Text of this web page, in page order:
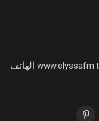
اذاعة عليسة "صوت الناس" تسمعونا على: www.elyssafm.tn الهاتف